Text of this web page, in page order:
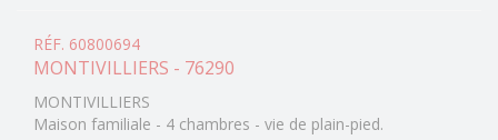
RÉF. 60800694
MONTIVILLIERS - 76290
MONTIVILLIERS
Maison familiale - 4 chambres - vie de plain-pied.